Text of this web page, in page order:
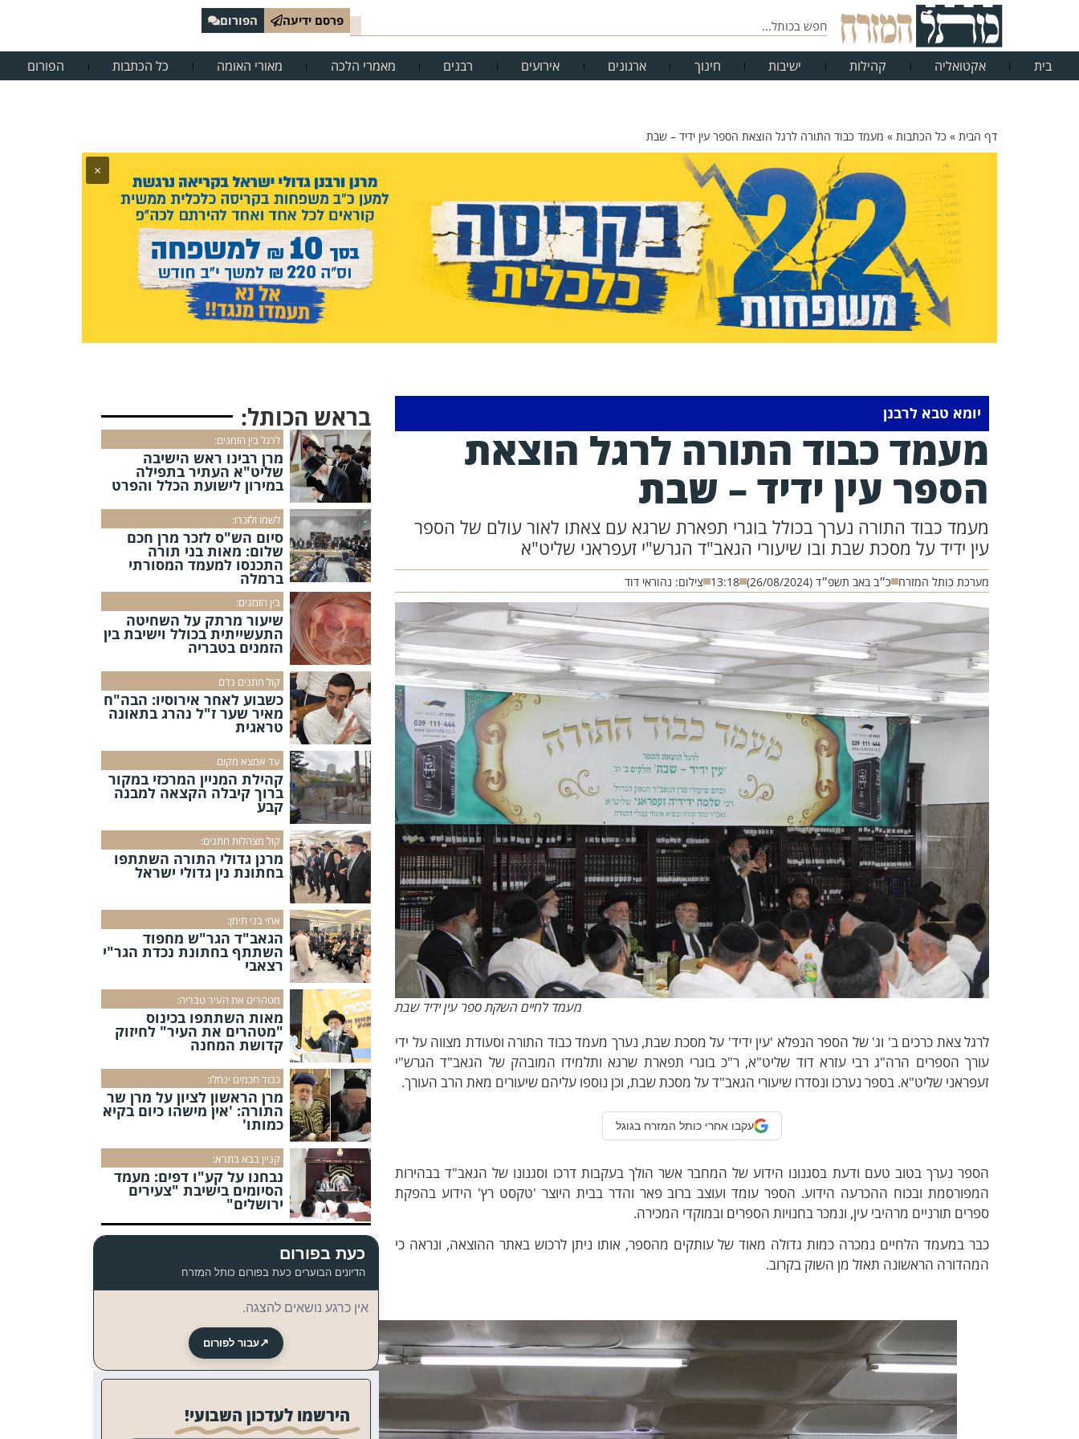
פרסם ידיעה הפורום
בית אקטואליה קהילות ישיבות חינוך ארגונים אירועים רבנים מאמרי הלכה מאורי האומה כל הכתבות הפורום
דף הבית » כל הכתבות » מעמד כבוד התורה לרגל הוצאת הספר עין ידיד – שבת
×
יומא טבא לרבנן
מעמד כבוד התורה לרגל הוצאת
הספר עין ידיד – שבת
מעמד כבוד התורה נערך בכולל בוגרי תפארת שרגא עם צאתו לאור עולם של הספר
עין ידיד על מסכת שבת ובו שיעורי הגאב"ד הגרש"י זעפראני שליט"א
מערכת כותל המזרח כ״ב באב תשפ״ד (26/08/2024) 13:18 צילום: נהוראי דוד
מעמד לחיים השקת ספר עין ידיד שבת
לרגל צאת כרכים ב' וג' של הספר הנפלא 'עין ידיד' על מסכת שבת, נערך מעמד כבוד התורה וסעודת מצווה על ידי
עורך הספרים הרה"ג רבי עזרא דוד שליט"א, ר"כ בוגרי תפארת שרגא ותלמידו המובהק של הגאב"ד הגרש"י
זעפראני שליט"א. בספר נערכו ונסדרו שיעורי הגאב"ד על מסכת שבת, וכן נוספו עליהם שיעורים מאת הרב העורך.
עקבו אחרי כותל המזרח בגוגל
הספר נערך בטוב טעם ודעת בסגנונו הידוע של המחבר אשר הולך בעקבות דרכו וסגנונו של הגאב"ד בבהירות
המפורסמת ובכוח ההכרעה הידוע. הספר עומד ועוצב ברוב פאר והדר בבית היוצר 'טקסט רץ' הידוע בהפקת
ספרים תורניים מרהיבי עין, ונמכר בחנויות הספרים ובמוקדי המכירה.
כבר במעמד הלחיים נמכרה כמות גדולה מאוד של עותקים מהספר, אותו ניתן לרכוש באתר ההוצאה, ונראה כי
המהדורה הראשונה תאזל מן השוק בקרוב.
בראש הכותל:
לרגל בין הזמנים:
מרן רבינו ראש הישיבה
שליט"א העתיר בתפילה
במירון לישועת הכלל והפרט
לשמו ולזכרו:
סיום הש"ס לזכר מרן חכם
שלום: מאות בני תורה
התכנסו למעמד המסורתי
ברמלה
בין הזמנים:
שיעור מרתק על השחיטה
התעשייתית בכולל וישיבת בין
הזמנים בטבריה
קול חתנים נדם
כשבוע לאחר אירוסיו: הבה"ח
מאיר שער ז"ל נהרג בתאונה
טראגית
עד אמצא מקום
קהילת המניין המרכזי במקור
ברוך קיבלה הקצאה למבנה
קבע
קול מצהלות חתנים:
מרנן גדולי התורה השתתפו
בחתונת נין גדולי ישראל
אחי בני תימן:
הגאב"ד הגר"ש מחפוד
השתתף בחתונת נכדת הגר"י
רצאבי
מטהרים את העיר טבריה:
מאות השתתפו בכינוס
"מטהרים את העיר" לחיזוק
קדושת המחנה
כבוד חכמים ינחלו:
מרן הראשון לציון על מרן שר
התורה: 'אין מישהו כיום בקיא
כמותו'
קניין בבא בתרא:
נבחנו על קע"ו דפים: מעמד
הסיומים בישיבת "צעירים
ירושלים"
כעת בפורום
הדיונים הבוערים כעת בפורום כותל המזרח
אין כרגע נושאים להצגה.
↗עבור לפורום
הירשמו לעדכון השבועי!